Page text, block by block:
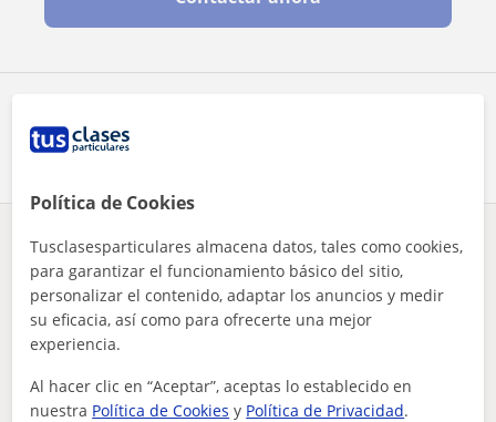
¿Hay algún error en este perfil?Cuéntanos
Tus clases particulares Inglés Zaragoza
Figueruelas
clases de idiomas online. preparación a exámenes
Otros profesores de Inglés en Figueruelas
que pueden interesarte
Política de Cookies
Tusclasesparticulares almacena datos, tales como cookies,
para garantizar el funcionamiento básico del sitio,
personalizar el contenido, adaptar los anuncios y medir
su eficacia, así como para ofrecerte una mejor
experiencia.
Al hacer clic en “Aceptar”, aceptas lo establecido en
nuestra Política de Cookies y Política de Privacidad.